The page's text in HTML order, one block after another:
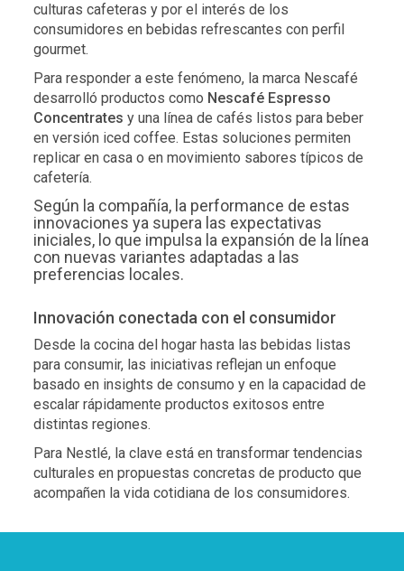
culturas cafeteras y por el interés de los
consumidores en bebidas refrescantes con perfil
gourmet.
Para responder a este fenómeno, la marca Nescafé
desarrolló productos como Nescafé Espresso
Concentrates y una línea de cafés listos para beber
en versión iced coffee. Estas soluciones permiten
replicar en casa o en movimiento sabores típicos de
cafetería.
Según la compañía, la performance de estas
innovaciones ya supera las expectativas
iniciales, lo que impulsa la expansión de la línea
con nuevas variantes adaptadas a las
preferencias locales.
Innovación conectada con el consumidor
Desde la cocina del hogar hasta las bebidas listas
para consumir, las iniciativas reflejan un enfoque
basado en insights de consumo y en la capacidad de
escalar rápidamente productos exitosos entre
distintas regiones.
Para Nestlé, la clave está en transformar tendencias
culturales en propuestas concretas de producto que
acompañen la vida cotidiana de los consumidores.